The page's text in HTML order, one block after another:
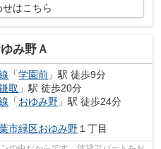
はこちら
み野Ａ
「学園前 」駅 徒歩9分
取 」駅 徒歩20分
「おゆみ野 」駅 徒歩24分
市緑区おゆみ野 １丁目